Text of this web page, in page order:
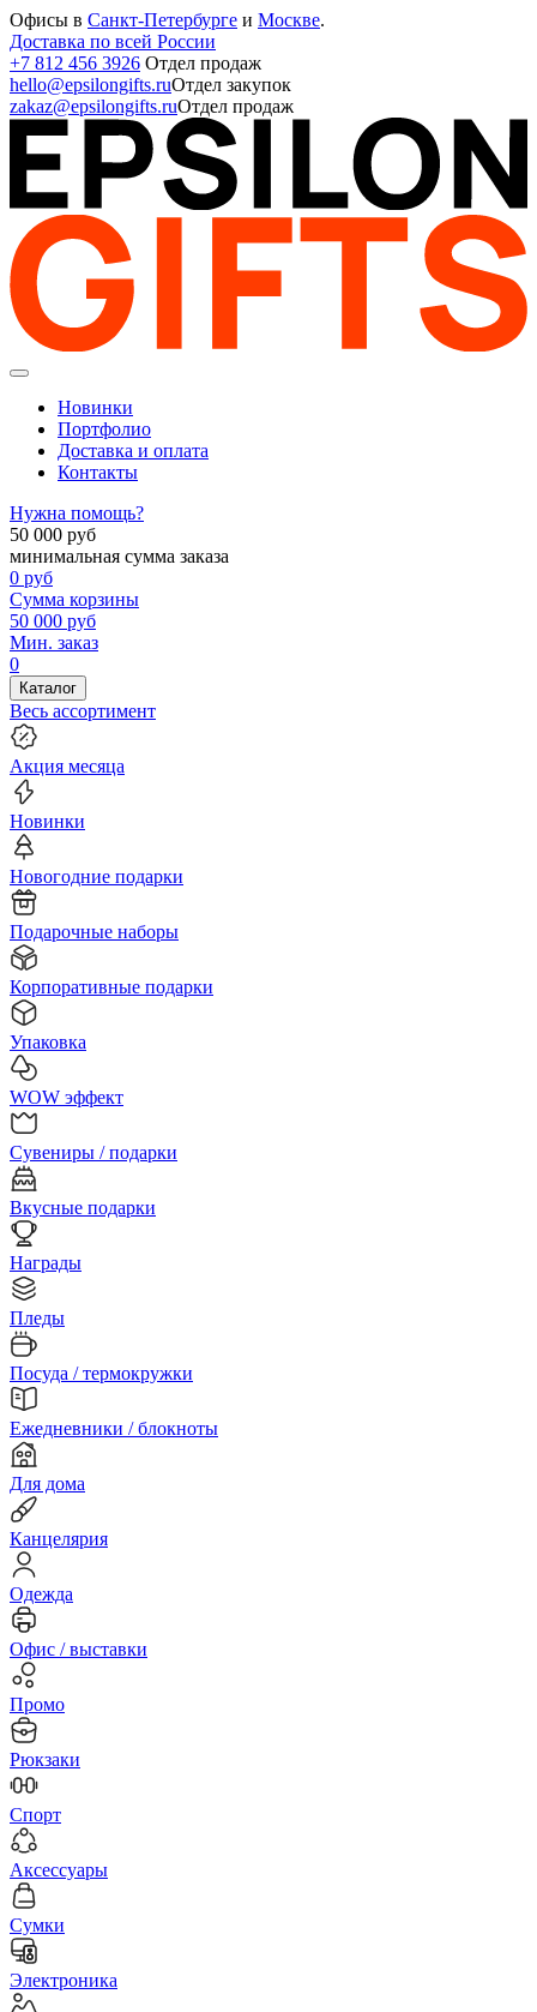
Офисы в Санкт-Петербурге и Москве.
Доставка по всей России
+7 812 456 3926 Отдел продаж
hello@epsilongifts.ruОтдел закупок
zakaz@epsilongifts.ruОтдел продаж
Новинки
Портфолио
Доставка и оплата
Контакты
Нужна помощь?
50 000 руб
минимальная сумма заказа
0 руб
Сумма корзины
50 000 руб
Мин. заказ
0
Каталог
Весь ассортимент
Акция месяца
Новинки
Новогодние подарки
Подарочные наборы
Корпоративные подарки
Упаковка
WOW эффект
Сувениры / подарки
Вкусные подарки
Награды
Пледы
Посуда / термокружки
Ежедневники / блокноты
Для дома
Канцелярия
Одежда
Офис / выставки
Промо
Рюкзаки
Спорт
Аксессуары
Сумки
Электроника